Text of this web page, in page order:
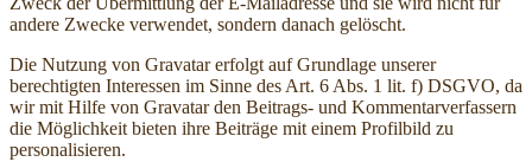
andere Zwecke verwendet, sondern danach gelöscht.
Die Nutzung von Gravatar erfolgt auf Grundlage unserer
berechtigten Interessen im Sinne des Art. 6 Abs. 1 lit. f) DSGVO, da
wir mit Hilfe von Gravatar den Beitrags- und Kommentarverfassern
die Möglichkeit bieten ihre Beiträge mit einem Profilbild zu
personalisieren.